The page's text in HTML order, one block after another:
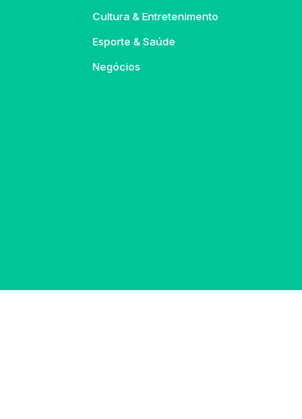
Cultura & Entretenimento
Esporte & Saúde
Negócios